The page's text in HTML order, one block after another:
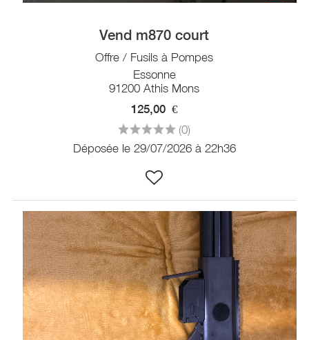
Vend m870 court
Offre / Fusils à Pompes
Essonne
91200 Athis Mons
125,00 €
(0)
Déposée le 29/07/2026 à 22h36